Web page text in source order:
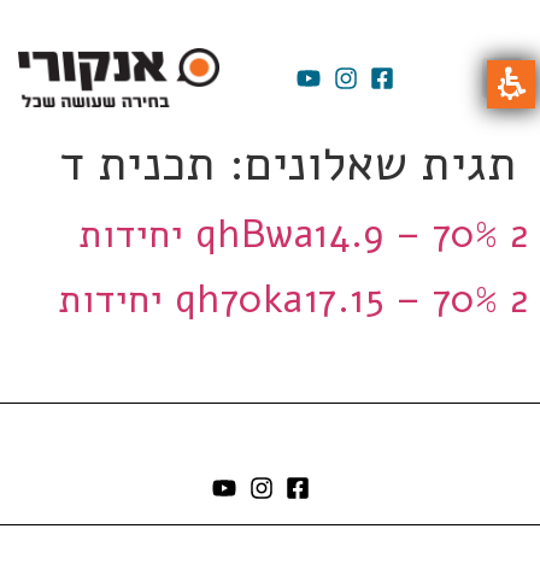
תגית שאלונים: תכנית ד
qhBwa14.9 – 70% 2 יחידות
qh70ka17.15 – 70% 2 יחידות